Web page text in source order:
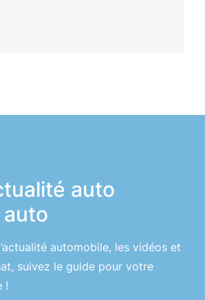
auto
automobile, les vidéos et
suivez le guide pour votre
!